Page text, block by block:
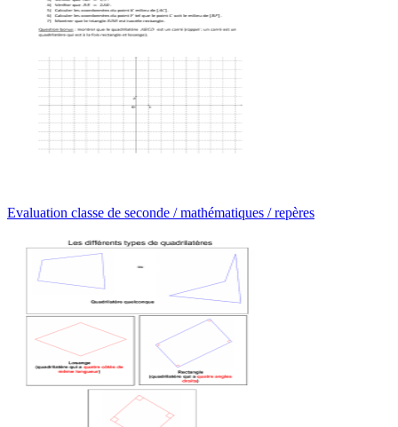
Evaluation classe de seconde / mathématiques / repères